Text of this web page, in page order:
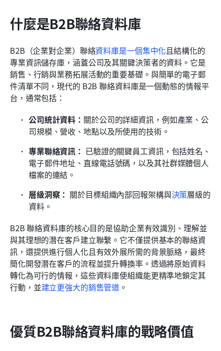
什麼是B2B聯絡資料庫
B2B（企業對企業）聯絡資料庫是一個集中化且結構化的
專業資訊儲存庫，涵蓋公司及其關鍵決策者的資料。它是
銷售、行銷與業務拓展活動的重要基礎。與簡單的電子郵
件清單不同，現代的 B2B 聯絡資料庫是一個動態的情報平
台，通常包括：
公司統計資料： 關於公司的詳細資訊，例如產業、公
司規模、營收、地點以及所使用的技術。
專業聯絡資訊： 已驗證的關鍵員工資訊，包括姓名、
電子郵件地址、直線電話號碼，以及其社群媒體個人
檔案的連結。
層級洞察： 關於目標組織內部回報架構與決策層級的
資料。
B2B 聯絡資料庫的核心目的是協助企業有效識別、理解並
與其理想的潛在客戶建立聯繫。它不僅提供基本的聯絡資
訊，還提供進行個人化且有效外展所需的背景脈絡，最終
簡化開發潛在客戶的流程並提升轉換率。透過將原始資料
轉化為可行的情報，這些資料庫使組織能更精準地鎖定其
行動，並建立更強大的銷售管道 。
優質B2B聯絡資料庫的戰略價值